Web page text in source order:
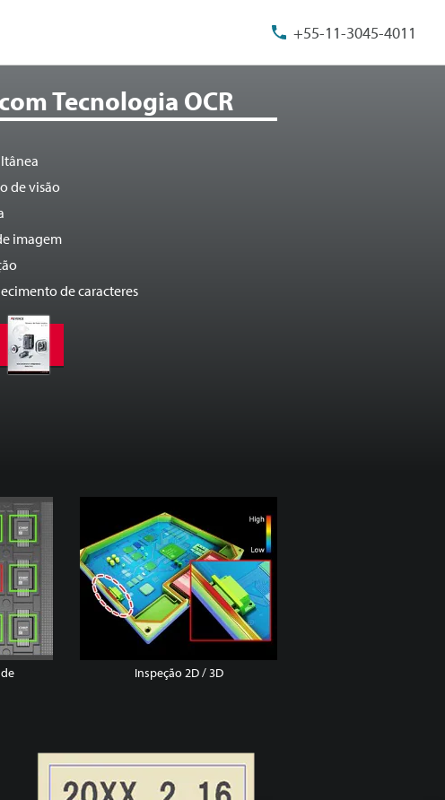
+55-11-3045-4011
Tecnologia OCR
de visão
imagem
de caracteres
Inspeção 2D / 3D